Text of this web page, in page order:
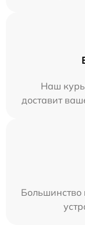
Наш
доставит
Большинство